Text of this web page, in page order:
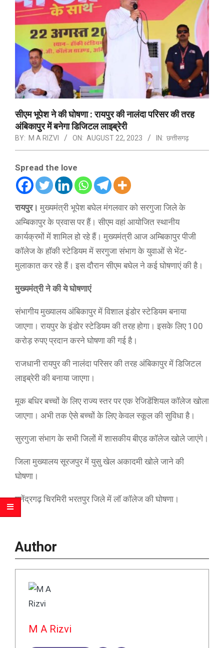
सीएम भूपेश ने की घोषणा : रायपुर की नालंदा परिसर की तरह
अंबिकापुर में बनेगा डिजिटल लाइब्रेरी
BY: M A RIZVI ON: AUGUST 22, 2023 IN: छत्तीसगढ़
Spread the love
रायपुर। मुख्यमंत्री भूपेश बघेल मंगलवार को सरगुजा जिले के
अम्बिकापुर के प्रवास पर हैं। सीएम वहां आयोजित स्थानीय
कार्यक्रमों में शामिल हो रहे हैं। मुख्यमंत्री आज अम्बिकापुर पीजी
कॉलेज के हॉकी स्टेडियम में सरगुजा संभाग के युवाओं से भेंट-
मुलाकात कर रहे हैं। इस दौरान सीएम बघेल ने कई घोषणाएं की है।
मुख्यमंत्री ने की ये घोषणाएं
संभागीय मुख्यालय अंबिकापुर में विशाल इंडोर स्टेडियम बनाया
जाएगा। रायपुर के इंडोर स्टेडियम की तरह होगा। इसके लिए 100
करोड़ रुपए प्रदान करने घोषणा की गई है।
राजधानी रायपुर की नालंदा परिसर की तरह अंबिकापुर में डिजिटल
लाइब्रेरी की बनाया जाएगा।
मूक बधिर बच्चों के लिए राज्य स्तर पर एक रेजिडेंशियल कॉलेज खोला
जाएगा। अभी तक ऐसे बच्चों के लिए केवल स्कूल की सुविधा है।
सुरगुजा संभाग के सभी जिलों में शासकीय बीएड कॉलेज खोले जाएंगे।
जिला मुख्यालय सूरजपुर में युसु खेल अकादमी खोले जाने की
घोषणा।
मनेंद्रगढ़ चिरमिरी भरतपुर जिले में लॉ कॉलेज की घोषणा।
Author
M A Rizvi